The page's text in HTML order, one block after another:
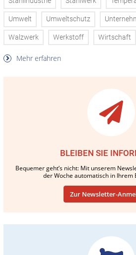
Umwelt Umweltschutz
Walzwerk Werkstoff Wirtschaft
Mehr erfahren
BLEIBEN SIE
Bequemer geht’s nicht: Mit unserem
der Woche automatisch in Ihrem
Zur Newsletter-